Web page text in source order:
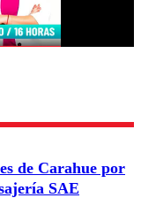
comentario
de Carahue por
SAE